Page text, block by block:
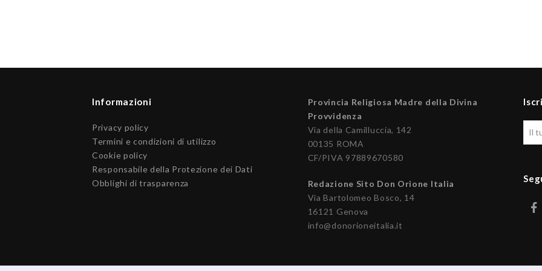
Informazioni
Privacy policy
Termini e condizioni di utilizzo
Cookie policy
Responsabile della Protezione dei Dati
Obblighi di trasparenza
Provincia Religiosa Madre della Divina
Provvidenza
Via della Camilluccia, 142
00135 ROMA
CF/PIVA 97889670580
Redazione Sito Don Orione Italia
Via Bartolomeo Bosco, 14
16121 Genova
info@donorioneitalia.it